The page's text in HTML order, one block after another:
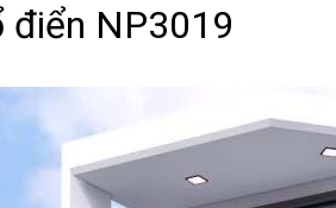
điển NP3019